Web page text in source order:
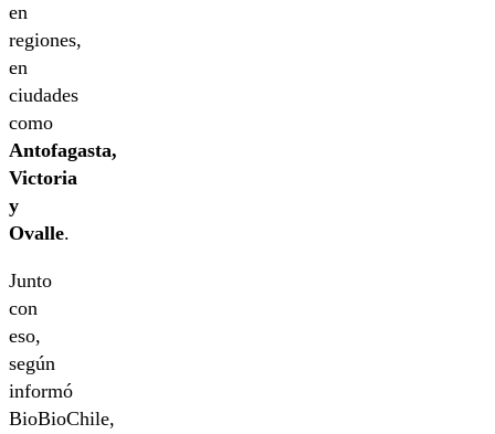
en
regiones,
en
ciudades
como
Antofagasta,
Victoria
y
Ovalle.
Junto
con
eso,
según
informó
BioBioChile,